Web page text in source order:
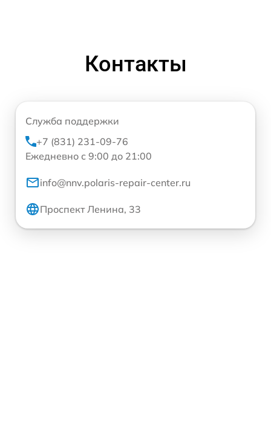
Контакты
Служба поддержки
+7 (831) 231-09-76
Ежедневно с 9:00 до 21:00
info@nnv.polaris-repair-center.ru
Проспект Ленина, 33